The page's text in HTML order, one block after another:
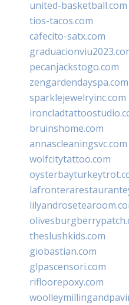
united-basketball.com
tios-tacos.com
cafecito-satx.com
pecanjackstogo.com
zengardendayspa.com
sparklejewelryinc.com
bruinshome.com
annascleaningsvc.com
wolfcitytattoo.com
theslushkids.com
giobastian.com
glpascensori.com
rifloorepoxy.com